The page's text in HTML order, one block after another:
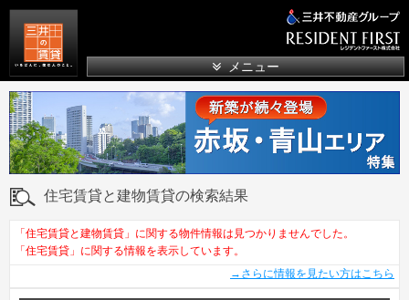
メニュー
住宅賃貸と建物賃貸の検索結果
「住宅賃貸と建物賃貸」に関する物件情報は見つかりませんでした。
「住宅賃貸」に関する情報を表示しています。
→さらに情報を見たい方はこちら